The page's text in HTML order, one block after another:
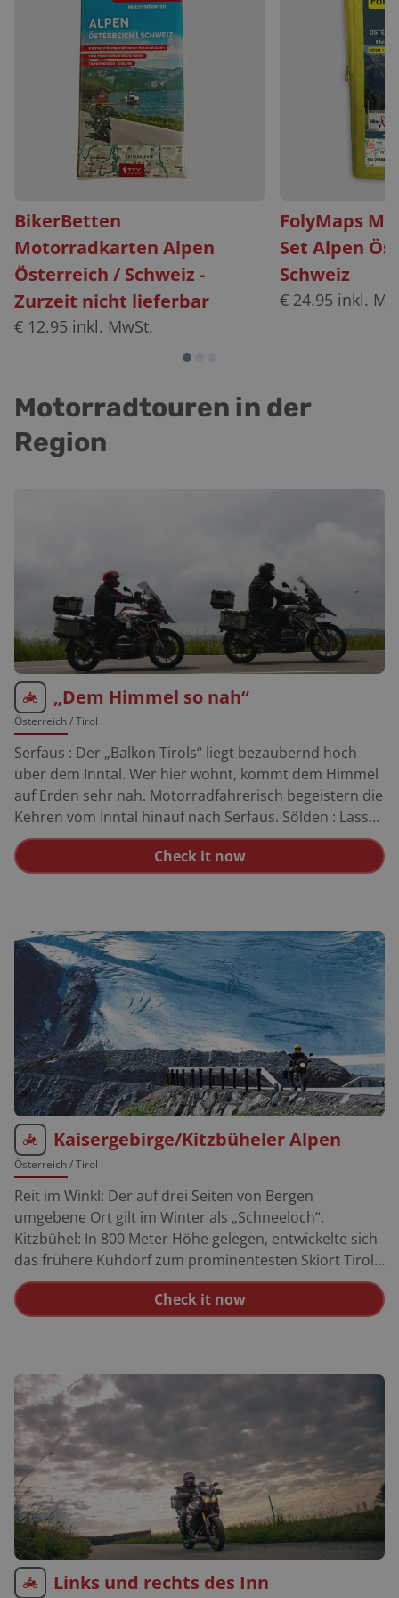
BikerBetten
Motorradkarten Alpen
Österreich / Schweiz -
Zurzeit nicht lieferbar
€ 12.95 inkl. MwSt.
FolyMaps
Set Alpen
Schweiz
€ 24.95 inkl.
Motorradtouren in der
Region
„Dem Himmel so nah“
Österreich/ Tirol
Serfaus : Der „Balkon Tirols“ liegt bezaubernd hoch
über dem Inntal. Wer hier wohnt, kommt dem Himmel
auf Erden sehr nah. Motorradfahrerisch begeistern die
Kehren vom Inntal hinauf nach Serfaus. Sölden : Lasse
Sie sich vom Party-Image des Wintersportortes nicht
täuschen – im Sommer findet das reizende Sölden zu
nicht das Foto am versunkenen Ort Alt-Graun
vergessen. Roadbook: Serfaus – Landeck – Zams – Ims
– Sölden – Timmelsjoch – St. Leonhard – Meran –
Schlanders – Mals – Reschenpass – Nauders - Serfaus
Check it now
Kaisergebirge/Kitzbüheler Alpen
Österreich/ Tirol
Reit im Winkl: Der auf drei Seiten von Bergen
umgebene Ort gilt im Winter als „Schneeloch“.
Kitzbühel: In 800 Meter Höhe gelegen, entwickelte sich
das frühere Kuhdorf zum prominentesten Skiort Tirols.
Zum Glück hat Kitzbühel seinen rustikalen Charme
dennoch nicht verloren. Bei allem Rummel um die
nutzten den Übergang über die Kitzbüheler Alpen, um
Handel zu treiben. Heute garantiert die gut
ausgebaute Trasse ungetrübten Motorradspaß. Gerlos
Pass: In vielen kleinen Windungen zirkelt eine holperige
Fahrbahn die Westrampe des Gerlos hinab. Oben
hingegen geht es ruhig und entspannt durch das
Naturschutzgebiet der Gerlosplatte (1.507 m). Kufstein:
Die „Perle Tirols“ mit ihrer mächtigen Festung und
ihrer hübschen Altstadt ist ein Muss bei jeder Tirol-
Reise. Zell am Ziller: Das touristische Epizentrum des
Check it now
Links und rechts des Inn